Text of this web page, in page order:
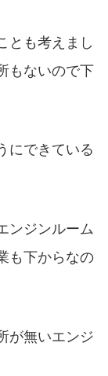
とも考えまし
もないので下
にできている
ンジンルーム
も下からなの
が無いエンジ